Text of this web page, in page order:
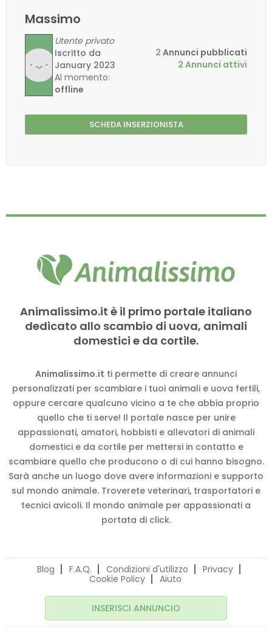
Massimo
Utente privato
Iscritto da
January 2023
Al momento:
offline
2 Annunci pubblicati
2 Annunci attivi
SCHEDA INSERZIONISTA
Animalissimo.it è il primo portale italiano
dedicato allo scambio di uova, animali
domestici e da cortile.
Animalissimo.it ti permette di creare annunci
personalizzati per scambiare i tuoi animali e uova fertili,
oppure cercare qualcuno vicino a te che abbia proprio
quello che ti serve! Il portale nasce per unire
appassionati, amatori, hobbisti e allevatori di animali
domestici e da cortile per mettersi in contatto e
scambiare quello che producono o di cui hanno bisogno.
Sarà anche un luogo dove avere informazioni e supporto
sul mondo animale. Troverete veterinari, trasportatori e
tecnici avicoli. Il mondo animale per appassionati a
portata di click.
Blog F.A.Q. Condizioni d'utilizzo
Privacy
Cookie Policy
Aiuto
INSERISCI ANNUNCIO